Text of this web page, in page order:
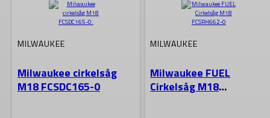
MILWAUKEE
Milwaukee cirkelsåg
M18 FCSDC165-0
MILWAUKEE
Milwaukee FUEL
Cirkelsåg M18